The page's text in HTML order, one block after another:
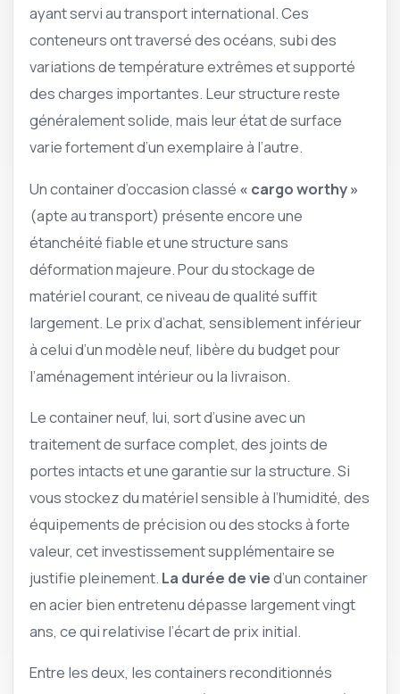
ayant servi au transport international. Ces
conteneurs ont traversé des océans, subi des
variations de température extrêmes et supporté
des charges importantes. Leur structure reste
généralement solide, mais leur état de surface
varie fortement d’un exemplaire à l’autre.
Un container d’occasion classé « cargo worthy »
(apte au transport) présente encore une
étanchéité fiable et une structure sans
déformation majeure. Pour du stockage de
matériel courant, ce niveau de qualité suffit
largement. Le prix d’achat, sensiblement inférieur
à celui d’un modèle neuf, libère du budget pour
l’aménagement intérieur ou la livraison.
Le container neuf, lui, sort d’usine avec un
traitement de surface complet, des joints de
portes intacts et une garantie sur la structure. Si
vous stockez du matériel sensible à l’humidité, des
équipements de précision ou des stocks à forte
valeur, cet investissement supplémentaire se
justifie pleinement. La durée de vied’un container
en acier bien entretenu dépasse largement vingt
ans, ce qui relativise l’écart de prix initial.
Entre les deux, les containers reconditionnés